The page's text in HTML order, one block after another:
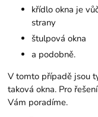
křídlo okna je
strany
štulpová okna
a podobně.
V tomto případě jsou
taková okna. Pro
Vám poradíme.